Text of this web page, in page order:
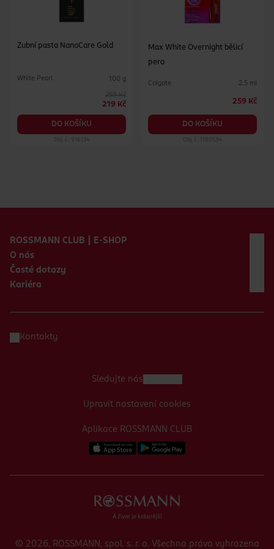
Zubní pasta NanoCare Gold
White Pearl 100 g
259 Kč
219 Kč
DO KOŠÍKU
Obj. č.: 916134
Max White Overnight bělicí
pero
Colgate 2.5 ml
259 Kč
DO KOŠÍKU
Obj. č.: 1180534
ROSSMANN CLUB | E-SHOP
O nás
Časté dotazy
Kariéra
Kontakty
Aplikace ROSSMANN CLUB
Sledujte nás
Upravit nastavení cookies
© 2026, ROSSMANN, spol. s. r. o. Všechna práva vyhrazena